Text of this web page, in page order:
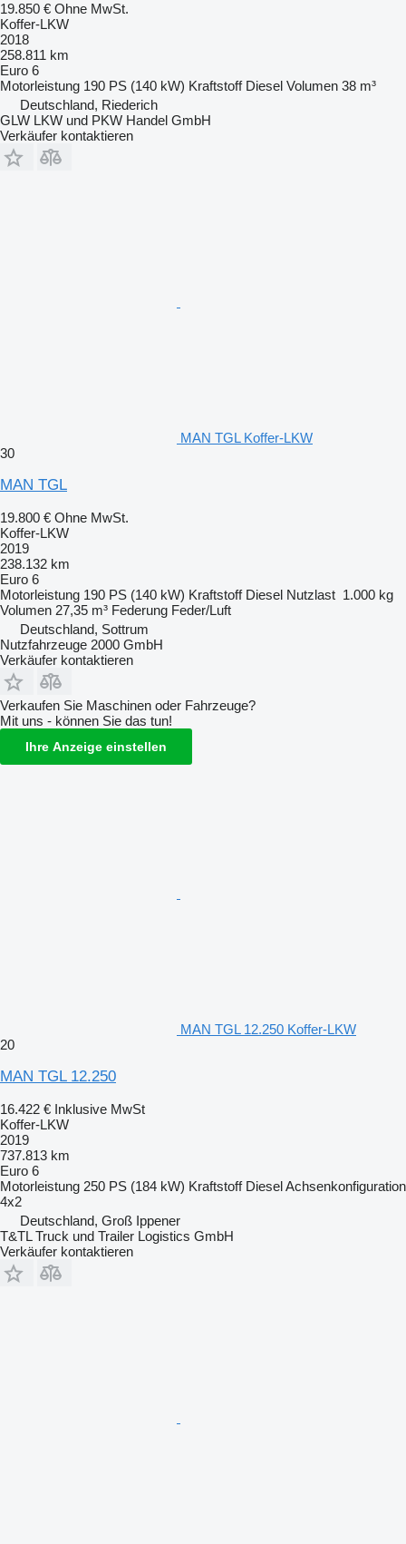
19.850 € Ohne MwSt.
Koffer-LKW
2018
258.811 km
Euro 6
Motorleistung 190 PS (140 kW) Kraftstoff Diesel Volumen 38 m³
Deutschland, Riederich
GLW LKW und PKW Handel GmbH
Verkäufer kontaktieren
MAN TGL Koffer-LKW
30
MAN TGL
19.800 € Ohne MwSt.
Koffer-LKW
2019
238.132 km
Euro 6
Motorleistung 190 PS (140 kW) Kraftstoff Diesel Nutzlast 1.000 kg
Volumen 27,35 m³ Federung Feder/Luft
Deutschland, Sottrum
Nutzfahrzeuge 2000 GmbH
Verkäufer kontaktieren
Verkaufen Sie Maschinen oder Fahrzeuge?
Mit uns - können Sie das tun!
Ihre Anzeige einstellen
MAN TGL 12.250 Koffer-LKW
20
MAN TGL 12.250
16.422 € Inklusive MwSt
Koffer-LKW
2019
737.813 km
Euro 6
Motorleistung 250 PS (184 kW) Kraftstoff DieselAchsenkonfiguration
4x2
Deutschland, Groß Ippener
T&TL Truck und Trailer Logistics GmbH
Verkäufer kontaktieren